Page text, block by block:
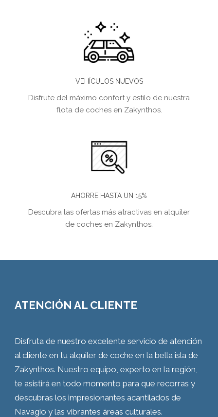
VEHÍCULOS NUEVOS
Disfrute del máximo confort y estilo de nuestra
flota de coches en Zakynthos.
AHORRE HASTA UN 15%
Descubra las ofertas más atractivas en alquiler
de coches en Zakynthos.
ATENCIÓN AL CLIENTE
Disfruta de nuestro excelente servicio de atención
al cliente en tu alquiler de coche en la bella isla de
Zakynthos. Nuestro equipo, experto en la región,
te asistirá en todo momento para que recorras y
descubras los impresionantes acantilados de
Navagio y las vibrantes áreas culturales.